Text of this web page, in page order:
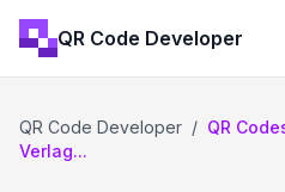
QR Code Developer
QR Code Developer / QR
Verlag...